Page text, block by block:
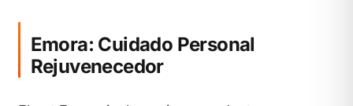
Emora: Cuidado Personal
Rejuvenecedor